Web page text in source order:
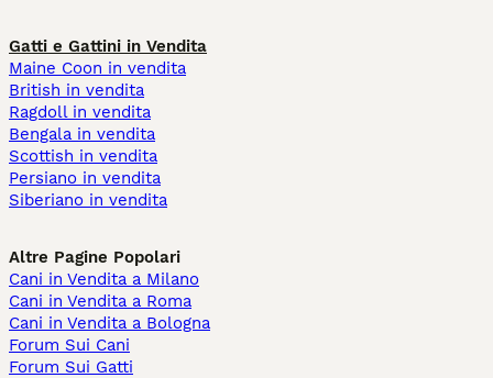
Gatti e Gattini in Vendita
Maine Coon in vendita
British in vendita
Ragdoll in vendita
Bengala in vendita
Scottish in vendita
Persiano in vendita
Siberiano in vendita
Altre Pagine Popolari
Cani in Vendita a Milano
Cani in Vendita a Roma
Cani in Vendita a Bologna
Forum Sui Cani
Forum Sui Gatti